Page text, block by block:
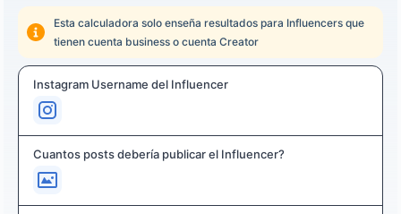
Esta calculadora solo enseña resultados para Influencers que
tienen cuenta business o cuenta Creator
Instagram Username del Influencer
Cuantos posts debería publicar el Influencer?